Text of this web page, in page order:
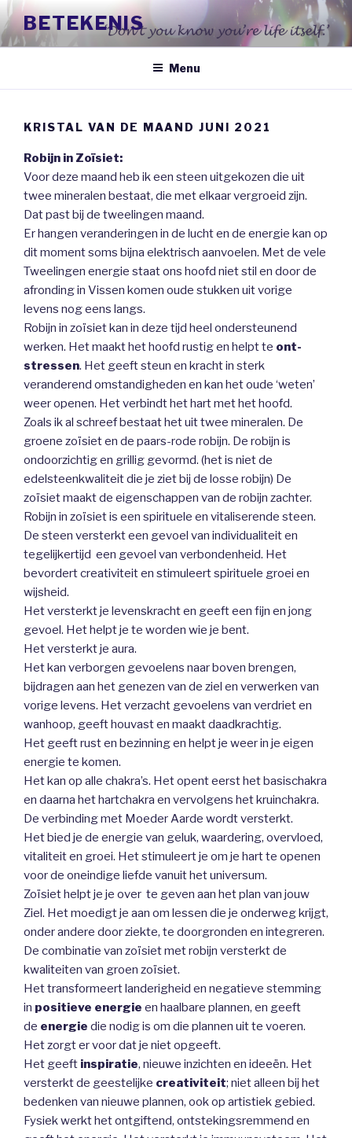
Naar
de
inhoud
BETEKENIS
Menu
KRISTAL VAN DE MAAND JUNI 2021
Robijn in Zoïsiet:
Voor deze maand heb ik een steen uitgekozen die uit
twee mineralen bestaat, die met elkaar vergroeid zijn.
Dat past bij de tweelingen maand.
Er hangen veranderingen in de lucht en de energie kan op
dit moment soms bijna elektrisch aanvoelen. Met de vele
Tweelingen energie staat ons hoofd niet stil en door de
afronding in Vissen komen oude stukken uit vorige
levens nog eens langs.
Robijn in zoïsiet kan in deze tijd heel ondersteunend
werken. Het maakt het hoofd rustig en helpt te ont-
stressen. Het geeft steun en kracht in sterk
veranderend omstandigheden en kan het oude ‘weten’
weer openen. Het verbindt het hart met het hoofd.
Zoals ik al schreef bestaat het uit twee mineralen. De
groene zoïsiet en de paars-rode robijn. De robijn is
ondoorzichtig en grillig gevormd. (het is niet de
edelsteenkwaliteit die je ziet bij de losse robijn) De
zoïsiet maakt de eigenschappen van de robijn zachter.
Robijn in zoïsiet is een spirituele en vitaliserende steen.
De steen versterkt een gevoel van individualiteit en
tegelijkertijd een gevoel van verbondenheid. Het
bevordert creativiteit en stimuleert spirituele groei en
wijsheid.
Het versterkt je levenskracht en geeft een fijn en jong
gevoel. Het helpt je te worden wie je bent.
Het versterkt je aura.
Het kan verborgen gevoelens naar boven brengen,
bijdragen aan het genezen van de ziel en verwerken van
vorige levens. Het verzacht gevoelens van verdriet en
wanhoop, geeft houvast en maakt daadkrachtig.
Het geeft rust en bezinning en helpt je weer in je eigen
energie te komen.
Het kan op alle chakra’s. Het opent eerst het basischakra
en daarna het hartchakra en vervolgens het kruinchakra.
De verbinding met Moeder Aarde wordt versterkt.
Het bied je de energie van geluk, waardering, overvloed,
vitaliteit en groei. Het stimuleert je om je hart te openen
voor de oneindige liefde vanuit het universum.
Zoïsiet helpt je je over te geven aan het plan van jouw
Ziel. Het moedigt je aan om lessen die je onderweg krijgt,
onder andere door ziekte, te doorgronden en integreren.
De combinatie van zoïsiet met robijn versterkt de
kwaliteiten van groen zoïsiet.
Het transformeert landerigheid en negatieve stemming
in positieve energie en haalbare plannen, en geeft
de energie die nodig is om die plannen uit te voeren.
Het zorgt er voor dat je niet opgeeft.
Het geeft inspiratie, nieuwe inzichten en ideeën. Het
versterkt de geestelijke creativiteit; niet alleen bij het
bedenken van nieuwe plannen, ook op artistiek gebied.
Fysiek werkt het ontgiftend, ontstekingsremmend en